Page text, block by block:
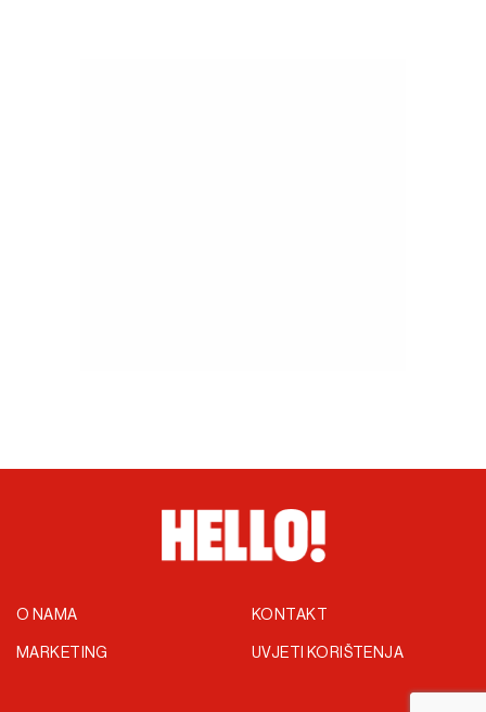
O NAMA
MARKETING
KONTAKT
UVJETI KORIŠTENJA